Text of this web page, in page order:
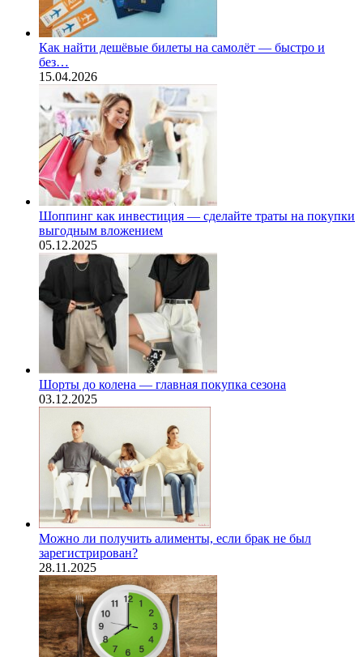
Как найти дешёвые билеты на самолёт — быстро и
без…
15.04.2026
Шоппинг как инвестиция — сделайте траты на покупки
выгодным вложением
05.12.2025
Шорты до колена — главная покупка сезона
03.12.2025
Можно ли получить алименты, если брак не был
зарегистрирован?
28.11.2025